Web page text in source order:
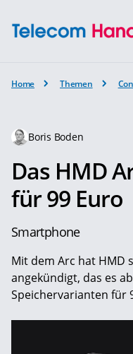
Home Themen
Boris Boden
Das HMD
für 99 Euro
Smartphone
Mit dem Arc hat HMD
angekündigt, das es
Speichervarianten für